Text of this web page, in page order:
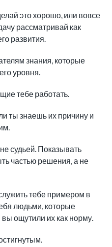
это хорошо, или вовсе
рассматривай как
развития.
знания, которые
уровня.
тебе работать.
ты знаешь их причину и
судьей. Показывать
частью решения, а не
тебе примером в
людьми, которые
ощутили их как норму.